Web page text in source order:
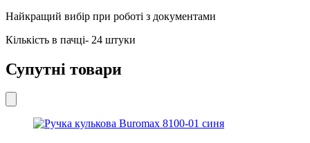
Найкращий вибір при роботі з документами
Кількість в пачці- 24 штуки
Супутні товари